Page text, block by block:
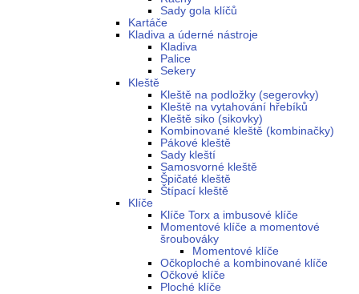
Sady gola klíčů
Kartáče
Kladiva a úderné nástroje
Kladiva
Palice
Sekery
Kleště
Kleště na podložky (segerovky)
Kleště na vytahování hřebíků
Kleště siko (sikovky)
Kombinované kleště (kombinačky)
Pákové kleště
Sady kleští
Samosvorné kleště
Špičaté kleště
Štípací kleště
Klíče
Klíče Torx a imbusové klíče
Momentové klíče a momentové
šroubováky
Momentové klíče
Očkoploché a kombinované klíče
Očkové klíče
Ploché klíče